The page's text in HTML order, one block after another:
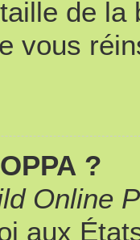
de
vous
?
Online
aux